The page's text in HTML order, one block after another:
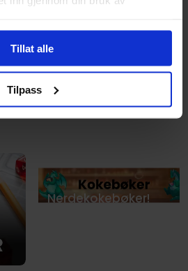
Tillat alle
Tilpass
Nerdekokebøker!